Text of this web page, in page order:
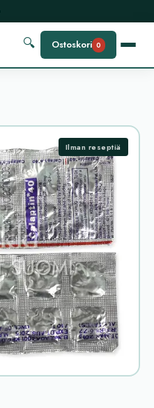
🔍 Ostoskori 0
Ilman reseptiä